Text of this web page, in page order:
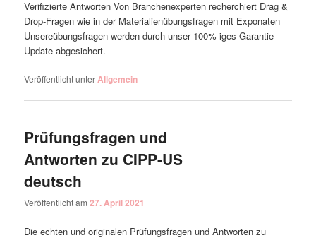
Verifizierte Antworten Von Branchenexperten recherchiert Drag &
Drop-Fragen wie in der Materialienübungsfragen mit Exponaten
Unsereübungsfragen werden durch unser 100% iges Garantie-
Update abgesichert.
Veröffentlicht unterAllgemein
Prüfungsfragen und
Antworten zu CIPP-US
deutsch
Veröffentlicht am27. April 2021
Die echten und originalen Prüfungsfragen und Antworten zu